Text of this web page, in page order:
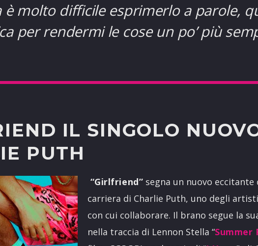
è molto difficile esprimerlo a parole,
per rendermi le cose un po’ più
IL SINGOLO
PUTH
“Girlfriend” segna un nuovo
carriera di Charlie Puth, uno degli
con cui collaborare. Il brano segue la
nella traccia di Lennon Stella “Summer